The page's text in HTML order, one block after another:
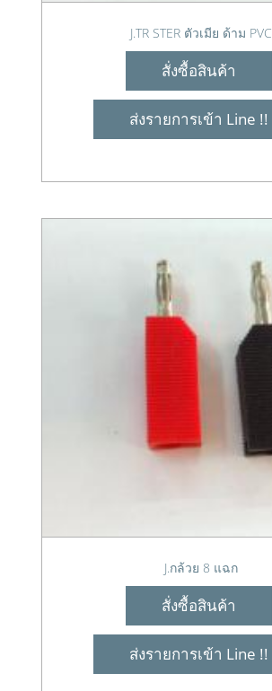
J.TR STER ตัวเมีย ด้าม PVC
สั่งซื้อสินค้า
ส่งรายการเข้า Line !!
J.กล้วย 8 แฉก
สั่งซื้อสินค้า
ส่งรายการเข้า Line !!